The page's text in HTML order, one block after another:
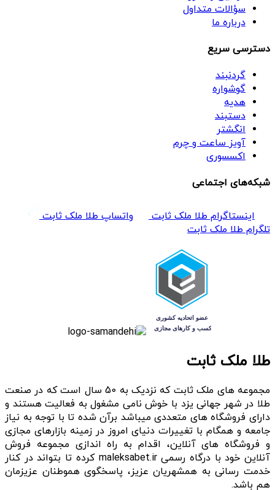
سؤالات متداول
درباره ما
دسترسی سریع
گردنبند
گوشواره
هدیه
دستبند
انگشتر
آویز ساعت و چرم
اکسسوری
شبکه‌های اجتماعی
اینستاگرام طلا ملک ثابت
واتساپ طلا ملک ثابت
تلگرام طلا ملک ثابت
طلا ملک ثابت
مجموعه های ملک ثابت که نزدیک به 50 سال است که در صنعت
طلا در شهر جهانی یزد با خوش نامی مشغول به فعالیت هستند و
دارای فروشگاه های متعددی میباشد برآن شده تا با توجه به نیاز
جامعه و همگام با تغییرات دنیای امروز در زمینه بازارهای مجازی
و فروشگاه های آنلاین، اقدام به راه اندازی مجموعه فروش
آنلاین خود با درگاه رسمی maleksabet.ir کرده تا بتواند در کنار
خدمت رسانی به همشهریان عزیز، پاسخگوی هموطنان عزیزمان
هم باشد.